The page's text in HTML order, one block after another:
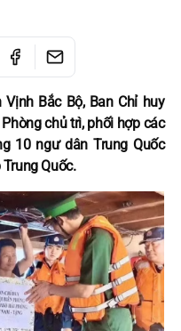
Bắc Bộ, Ban Chỉ huy
chủ trì, phối hợp các
10 ngư dân Trung Quốc
Quốc.